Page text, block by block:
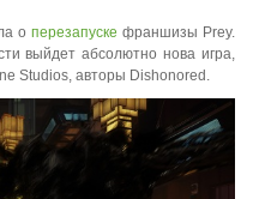
о перезапуске франшизы Prey.
выйдет абсолютно нова игра,
Studios, авторы Dishonored.